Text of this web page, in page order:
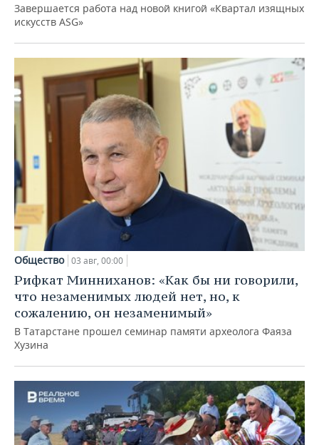
Завершается работа над новой книгой «Квартал изящных
искусств ASG»
Общество 03 авг, 00:00
Рифкат Минниханов: «Как бы ни говорили,
что незаменимых людей нет, но, к
сожалению, он незаменимый»
В Татарстане прошел семинар памяти археолога Фаяза
Хузина